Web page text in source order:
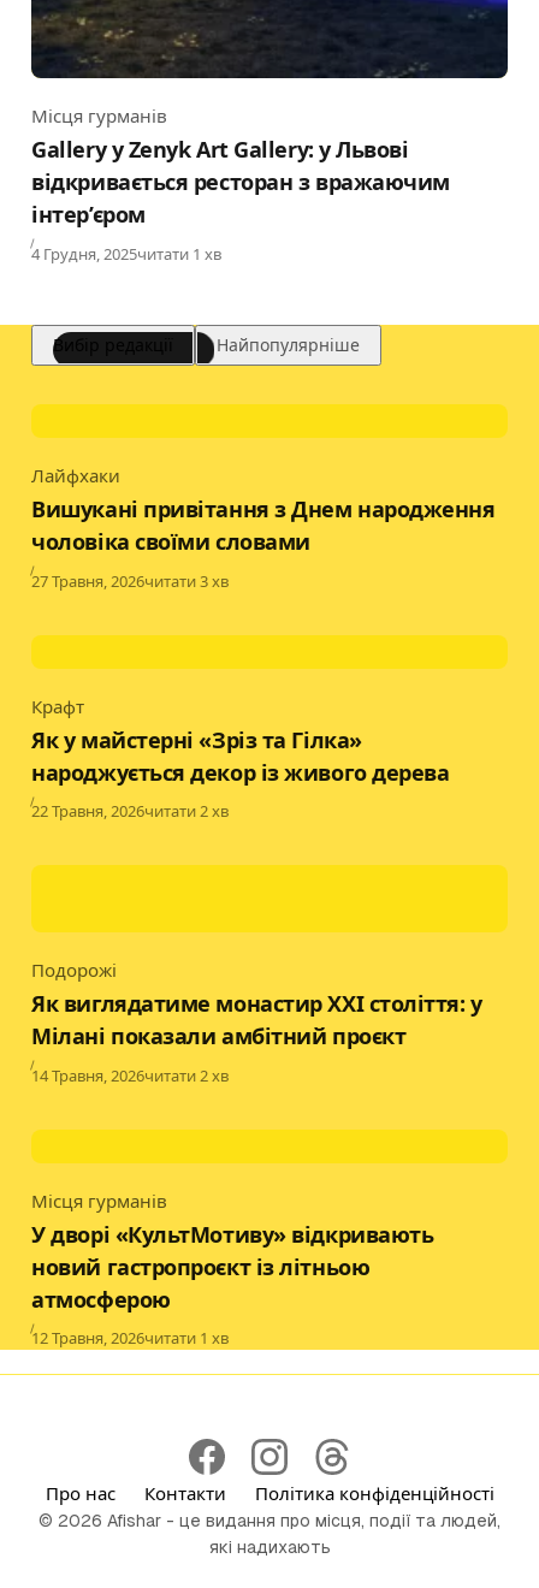
Category
Місця гурманів
Gallery у Zenyk Art Gallery: у Львові
відкривається ресторан з вражаючим
інтер’єром
Published
4 Грудня, 2025читати 1 хв
Вибір редакції Найпопулярніше
Category
Лайфхаки
Вишукані привітання з Днем народження
чоловіка своїми словами
Published
27 Травня, 2026читати 3 хв
Category
Крафт
Як у майстерні «Зріз та Гілка»
народжується декор із живого дерева
Published
22 Травня, 2026читати 2 хв
Category
Подорожі
Як виглядатиме монастир XXI століття: у
Мілані показали амбітний проєкт
Published
14 Травня, 2026читати 2 хв
Category
Місця гурманів
У дворі «КультМотиву» відкривають
новий гастропроєкт із літньою
атмосферою
Published
12 Травня, 2026читати 1 хв
Про нас Контакти Політика конфіденційності
© 2026 Afishar - це видання про місця, події та людей,
які надихають